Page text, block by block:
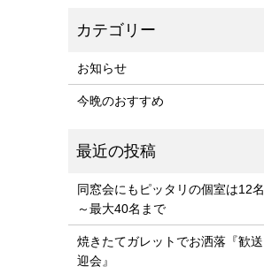
お知らせ
今晩のおすすめ
同窓会にもピッタリの個室は12名
～最大40名まで
焼きたてガレットでお洒落『歓送
迎会』